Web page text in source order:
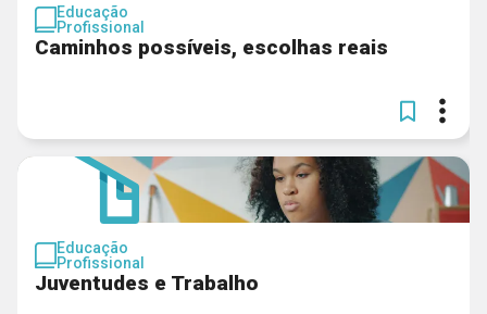
Educação
Profissional
Caminhos possíveis, escolhas reais
Educação
Profissional
Juventudes e Trabalho